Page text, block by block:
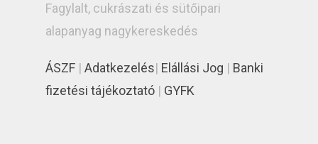
Fagylalt, cukrászati és sütőipari
alapanyag nagykereskedés
ÁSZF | Adatkezelés| Elállási Jog | Banki
fizetési tájékoztató | GYFK